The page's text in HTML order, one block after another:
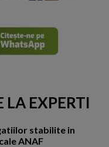
LA EXPERTI
stabilite in
ANAF